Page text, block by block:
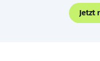
Jetzt